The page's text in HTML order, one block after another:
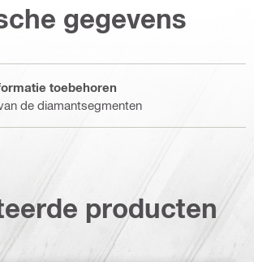
gegevens
toebehoren
de diamantsegmenten
producten